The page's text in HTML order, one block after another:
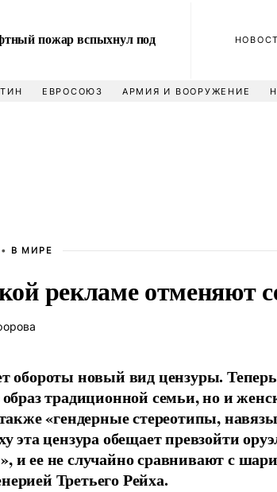
пожар вспыхнул под
ЕВРОСОЮЗ АРМИЯ И ВООРУЖЕНИЕ
В МИРЕ
рекламе отменяют
обороты новый вид цензуры.
традиционной семьи, но и
«гендерные стереотипы,
эта цензура обещает превзойти
и ее не случайно сравнивают с
Третьего Рейха.